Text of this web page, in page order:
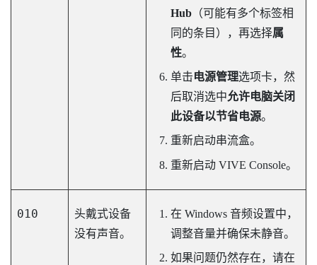
Hub（可能有多个标签相
同的条目），再选择属
性。
单击电源管理选项卡，然
后取消选中允许电脑关闭
此设备以节省电源。
重新启动串流盒。
重新启动 VIVE Console。
010
头戴式设备
没有声音。
在 Windows音频设置中，
调整音量并确保未静音。
如果问题仍然存在，请在